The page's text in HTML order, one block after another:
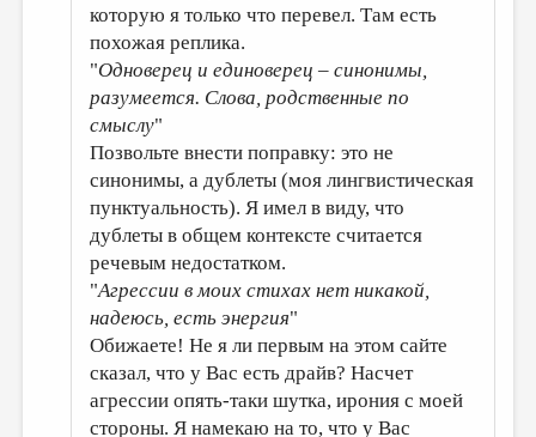
которую я только что перевел. Там есть
похожая реплика.
"Одноверец и единоверец – синонимы,
разумеется. Слова, родственные по
смыслу"
Позвольте внести поправку: это не
синонимы, а дублеты (моя лингвистическая
пунктуальность). Я имел в виду, что
дублеты в общем контексте считается
речевым недостатком.
"Агрессии в моих стихах нет никакой,
надеюсь, есть энергия"
Обижаете! Не я ли первым на этом сайте
сказал, что у Вас есть драйв? Насчет
агрессии опять-таки шутка, ирония с моей
стороны. Я намекаю на то, что у Вас